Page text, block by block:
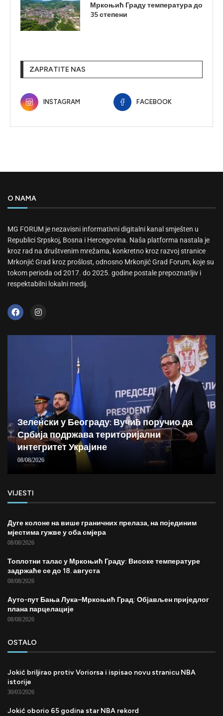
Мркоњић Граду температура до
35 степени
ZAPRATITE NAS
INSTAGRAM FACEBOOK
O NAMA
MG FORUM je nezavisni informativni digitalni kanal smješten u
Republici Srpskoj, Bosna i Hercegovina. Naša platforma nastala je
kroz rad na društvenim mrežama, konkretno kroz razvoj stranice
Mrkonjić Grad kroz prošlost, odnosno Mrkonjić Grad Forum, koje su
tokom perioda od 2017. do 2025. godine postale prepoznatljiv i
respektabilni lokalni medij.
Зеленски у Београду: Вучић поручио да
Србија подржава територијални
интегритет Украјине
08/08/2026
VIJESTI
Дуге колоне на више граничних прелаза, на појединим
мјестима гужве у оба смјера
08/08/2026
Топлотни талас у Мркоњић Граду: Високе температуре
задржаће се до 18. августа
08/08/2026
Ауто-пут Бања Лука–Мркоњић Град: Објављен приједлог
плана парцелације
08/08/2026
OSTALO
Jokić briljirao protiv Voriorsa i ispisao novu stranicu NBA
istorije
30/03/2026
Jokić oborio 65 godina star NBA rekord